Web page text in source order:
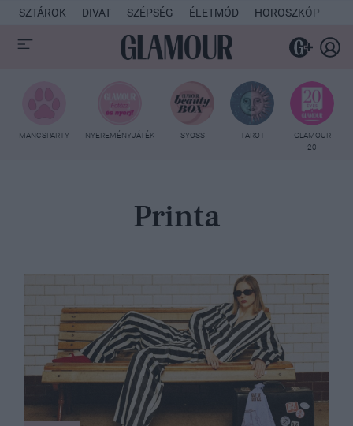
SZTÁROK DIVAT SZÉPSÉG ÉLETMÓD HOROSZKÓP
MANCSPARTY NYEREMÉNYJÁTÉK SYOSS TAROT
GLAMOUR
20
Printa